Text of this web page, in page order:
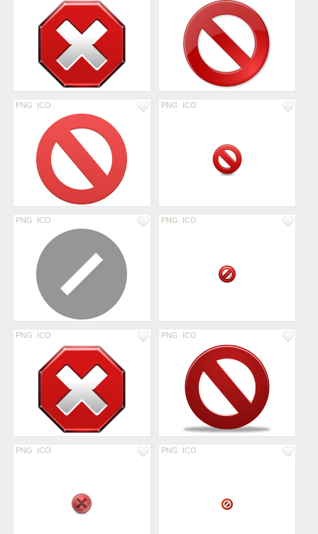
PNG ICO PNG ICO
PNG ICO PNG ICO
PNG ICO PNG ICO
PNG ICO PNG ICO